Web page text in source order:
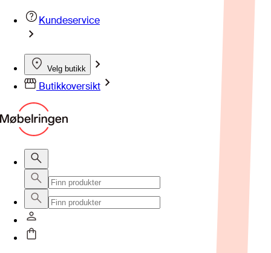
Kundeservice
Velg butikk
Butikkoversikt